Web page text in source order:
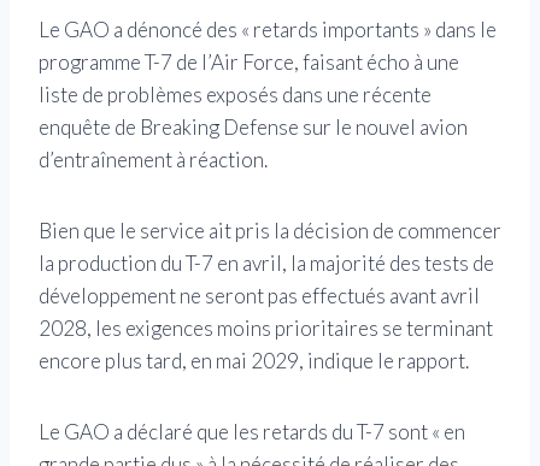
Le GAO a dénoncé des « retards importants » dans le
programme T-7 de l’Air Force, faisant écho à une
liste de problèmes exposés dans une récente
enquête de Breaking Defense sur le nouvel avion
d’entraînement à réaction.
Bien que le service ait pris la décision de commencer
la production du T-7 en avril, la majorité des tests de
développement ne seront pas effectués avant avril
2028, les exigences moins prioritaires se terminant
encore plus tard, en mai 2029, indique le rapport.
Le GAO a déclaré que les retards du T-7 sont « en